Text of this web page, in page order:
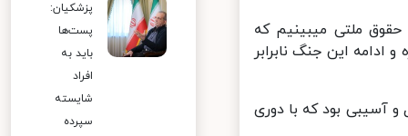
ملتی میبینیم که
این جنگ نابرابر
بود که با دوری
پزشکیان:
پست‌ها
باید به
افراد
شایسته
سپرده